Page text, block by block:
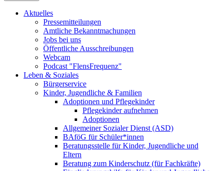
Aktuelles
Pressemitteilungen
Amtliche Bekanntmachungen
Jobs bei uns
Öffentliche Ausschreibungen
Webcam
Podcast "FlensFrequenz"
Leben & Soziales
Bürgerservice
Kinder, Jugendliche & Familien
Adoptionen und Pflegekinder
Pflegekinder aufnehmen
Adoptionen
Allgemeiner Sozialer Dienst (ASD)
BAföG für Schüler*innen
Beratungsstelle für Kinder, Jugendliche und
Eltern
Beratung zum Kinderschutz (für Fachkräfte)